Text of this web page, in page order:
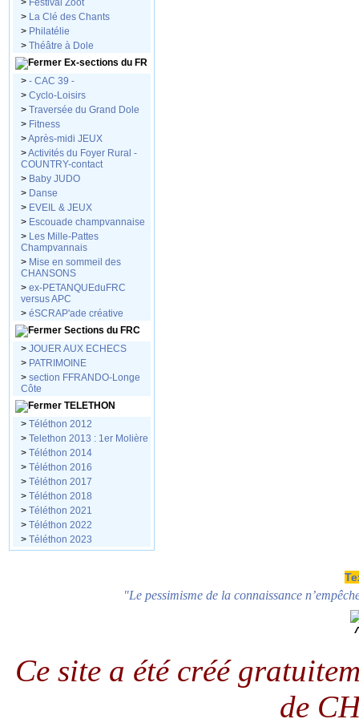
> Festival Zoot
> La Clé des Chants
> Philatélie
> Théâtre à Dole
Ex-sections du FR
> - CAC 39 -
> Cyclo-Loisirs
> Traversée du Grand Dole
> Fitness
>Après-midi JEUX
>Activités du Foyer Rural -
COUNTRY-contact
> Baby JUDO
> Danse
> EVEIL & JEUX
> Escouade champvannaise
> Les Mille-Pattes
Champvannais
> Mise en sommeil des
CHANSONS
> ex-PETANQUEduFRC
versus APC
> éSCRAP'ade créative
Sections du FRC
> JOUER AUX ECHECS
> PATRIMOINE
> section FFRANDO-Longe
Côte
TELETHON
> Téléthon 2012
> Telethon 2013 : 1er Molière
> Téléthon 2014
> Téléthon 2016
> Téléthon 2017
> Téléthon 2018
> Téléthon 2021
> Téléthon 2022
> Téléthon 2023
"Le pessimisme de la connaissance
Ce site a été créé
de